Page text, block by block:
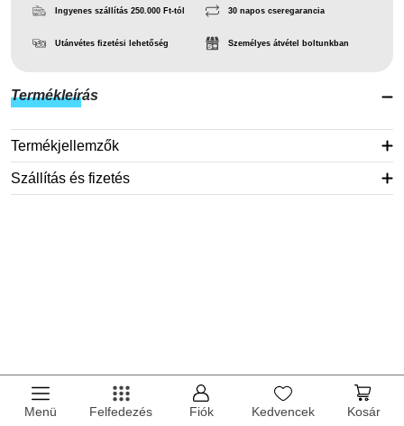
Ingyenes szállítás 250.000 Ft-tól
Utánvétes fizetési lehetőség
30 napos cseregarancia
Személyes átvétel boltunkban
Termékleírás
Termékjellemzők
Szállítás és fizetés
Menü Felfedezés Fiók Kedvencek Kosár